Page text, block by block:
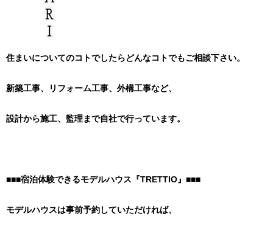
住まいについてのコトでしたらどんなコトでもご相談下さい。
新築工事、リフォーム工事、外構工事など、
設計から施工、監理まで自社で行っています。
■■■宿泊体験できるモデルハウス『TRETTIO』■■■
モデルハウスは事前予約していただければ、